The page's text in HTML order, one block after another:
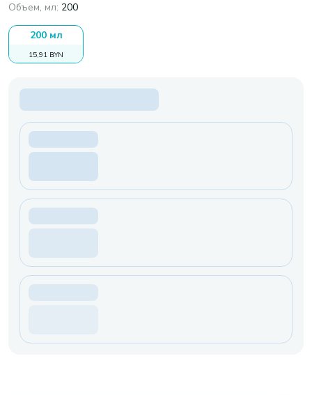
Объем, мл: 200
200 мл
15,91 BYN